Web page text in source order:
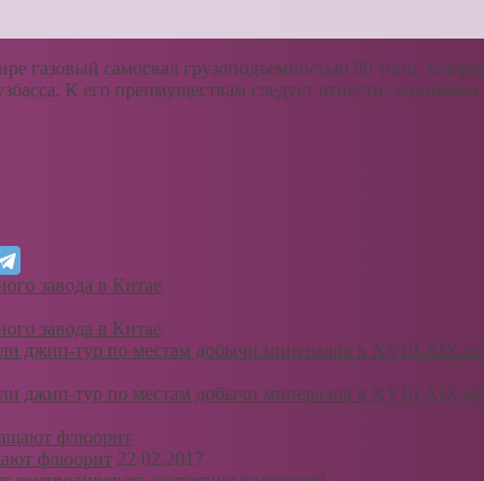
самосвал грузоподъемностью 90 тонн.
К его преимуществам следует отнести:
завода в Китае
завода в Китае
джип-тур по местам добычи минералов в XVIII-XIX
джип-тур по местам добычи минералов в XVIII-XIX
флюорит 22.02.2017